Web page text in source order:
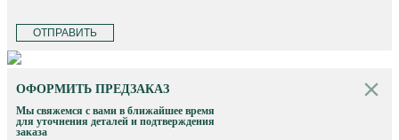
ОТПРАВИТЬ
ОФОРМИТЬ ПРЕДЗАКАЗ
Мы свяжемся с вами в ближайшее время
для уточнения деталей и подтверждения
заказа